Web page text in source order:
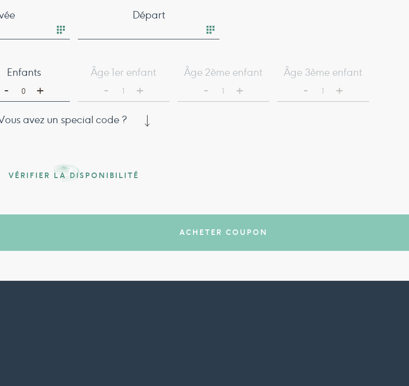
Départ
Enfants
0
- +
Âge 1er enfant
1
- +
Âge 2ème enfant
1
- +
Âge 3ème enfant
1
- +
avez un special code ?
VÉRIFIER LA DISPONIBILITÉ
ACHETER COUPON